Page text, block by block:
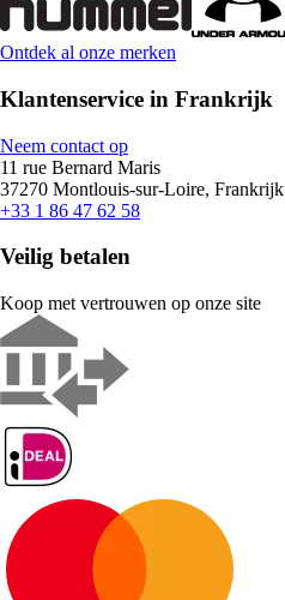
Ontdek al onze merken
Klantenservice in Frankrijk
Neem contact op
11 rue Bernard Maris
37270 Montlouis-sur-Loire, Frankrijk
+33 1 86 47 62 58
Veilig betalen
Koop met vertrouwen op onze site